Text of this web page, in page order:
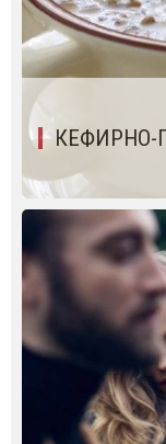
КЕФИРНО-